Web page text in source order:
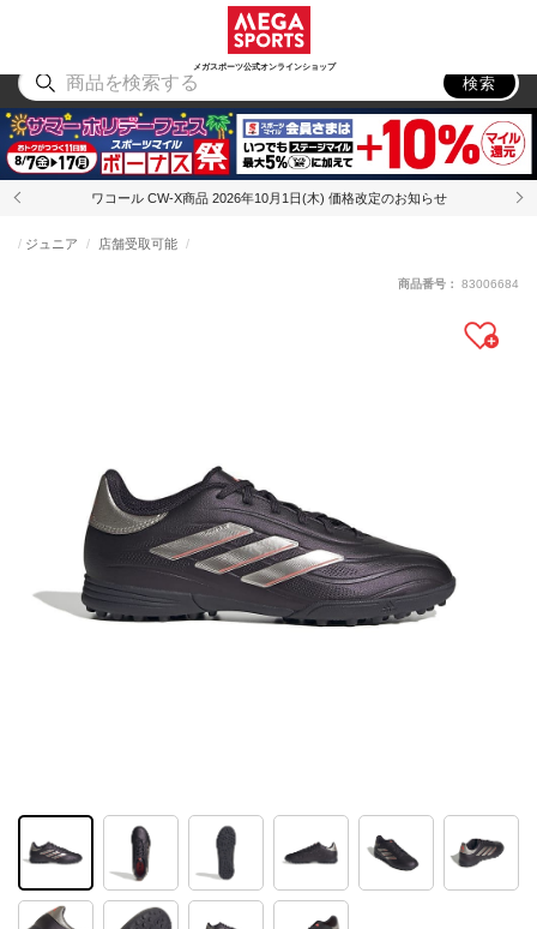
メガスポーツ公式オンラインショップ
アウトドア
検索
ワコール CW-X商品 2026年10月1日(木) 価格改定のお知らせ
ジュニア 店舗受取可能
商品番号： 83006684